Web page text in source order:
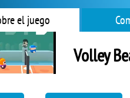
el juego
Volley